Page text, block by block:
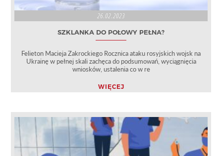
26.02.2023
SZKLANKA DO POŁOWY PEŁNA?
Felieton Macieja Zakrockiego Rocznica ataku rosyjskich wojsk na
Ukrainę w pełnej skali zachęca do podsumowań, wyciągnięcia
wniosków, ustalenia co w re
WIĘCEJ